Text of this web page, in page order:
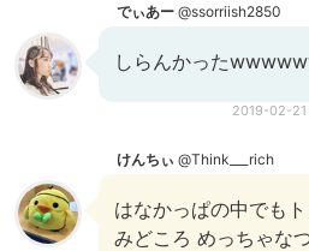
でぃあー @ssorriish2850
しらんかった
2019-02-
けんちぃ @Think___rich
はなかっぱの中でも
みどころ めっちゃな